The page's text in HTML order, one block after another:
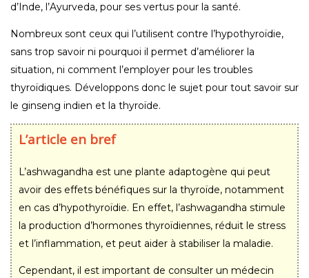
d’Inde, l’Ayurveda, pour ses vertus pour la santé.
Nombreux sont ceux qui l’utilisent contre l’hypothyroïdie,
sans trop savoir ni pourquoi il permet d’améliorer la
situation, ni comment l’employer pour les troubles
thyroïdiques. Développons donc le sujet pour tout savoir sur
le ginseng indien et la thyroïde.
L’article en bref
L’ashwagandha est une plante adaptogène qui peut
avoir des effets bénéfiques sur la thyroïde, notamment
en cas d’hypothyroïdie. En effet, l’ashwagandha stimule
la production d’hormones thyroïdiennes, réduit le stress
et l’inflammation, et peut aider à stabiliser la maladie.
Cependant, il est important de consulter un médecin